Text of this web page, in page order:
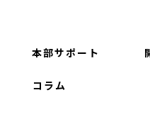
本部サポート
コラム